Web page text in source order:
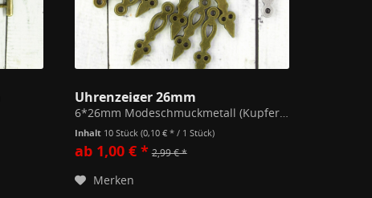
Uhrenzeiger 26mm
6*26mm Modeschmuckmetall (Kupfer/Zink Legierung) Alle unsere Schmuckstücke unterschreiten die gem. der EU Richtlinien festgesetzten Werte zu Stoffen wie Blei, Nickel oder Cadmium in Modeschmuck.
Inhalt 10 Stück (0,10 € * / 1 Stück)
ab 1,00 € * 2,99 € *
Merken